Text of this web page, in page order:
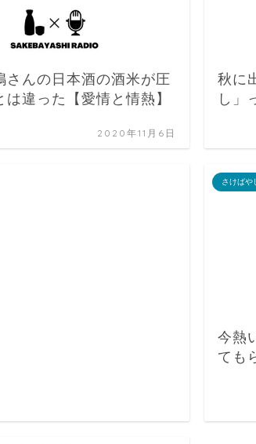
さんの日本酒の酒米が圧
は違った【愛情と情熱】
2020年11月6日
秋に
し」
さけばや
今熱
ても